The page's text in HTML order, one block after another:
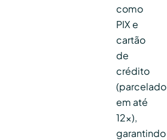
como
PIX e
cartão
de
crédito
(parcelado
em até
12x),
garantindo